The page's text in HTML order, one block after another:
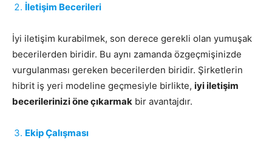
İletişim Becerileri
İyi iletişim kurabilmek, son derece gerekli olan yumuşak
becerilerden biridir. Bu aynı zamanda özgeçmişinizde
vurgulanması gereken becerilerden biridir. Şirketlerin
hibrit iş yeri modeline geçmesiyle birlikte, iyi iletişim
becerilerinizi öne çıkarmak bir avantajdır.
Ekip Çalışması